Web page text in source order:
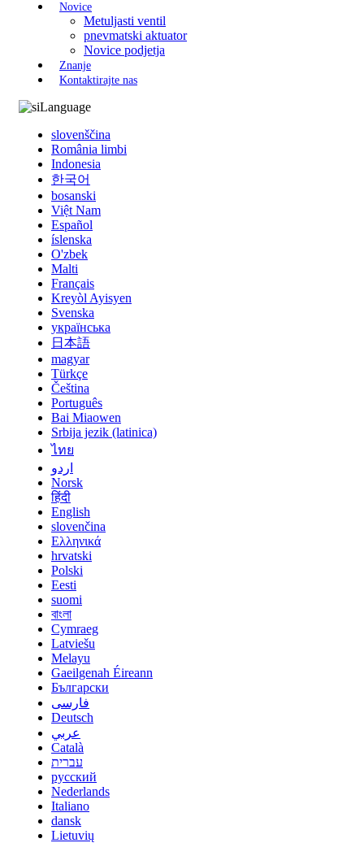
Novice
Metuljasti ventil
pnevmatski aktuator
Novice podjetja
Znanje
Kontaktirajte nas
Language
slovenščina
România limbi
Indonesia
한국어
bosanski
Việt Nam
Español
íslenska
O'zbek
Malti
Français
Kreyòl Ayisyen
Svenska
українська
日本語
magyar
Türkçe
Čeština
Português
Bai Miaowen
Srbija jezik (latinica)
ไทย
اردو
Norsk
हिंदी
English
slovenčina
Ελληνικά
hrvatski
Polski
Eesti
suomi
বাংলা
Cymraeg
Latviešu
Melayu
Gaeilgenah Éireann
Български
فارسی
Deutsch
عربي
Català
עברית
русский
Nederlands
Italiano
dansk
Lietuvių